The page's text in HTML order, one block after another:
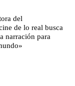
del
de lo real busca
narración para